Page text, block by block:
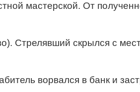
мастерской. От
Стрелявший скрылся с
ворвался в банк и